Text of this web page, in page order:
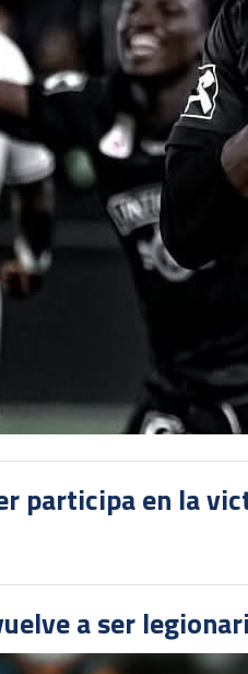
participa en la
a ser